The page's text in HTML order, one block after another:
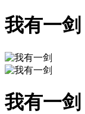
我有一剑
我有一剑